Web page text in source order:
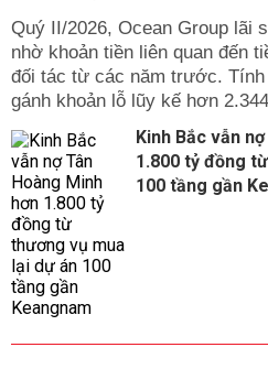
Quý II/2026, Ocean Group lãi
nhờ khoản tiền liên quan đến
đối tác từ các năm trước. Tính
gánh khoản lỗ lũy kế hơn
Kinh Bắc vẫn
1.800 tỷ đồng
100 tầng gần